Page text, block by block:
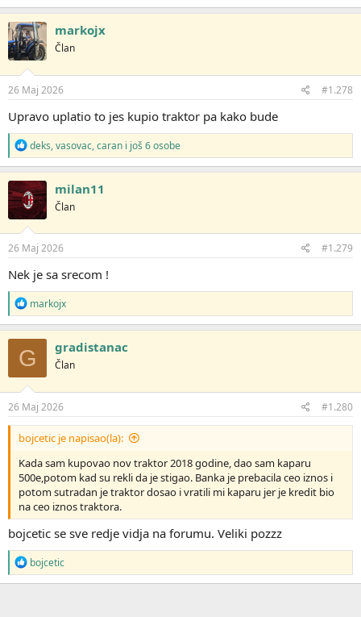
markojx
Član
26 Maj 2026 #1.278
Upravo uplatio to jes kupio traktor pa kako bude
R
e
a
g
o
v
a
n
j
:
deks,vasovac,caran i još 6 osobe
milan11
Član
26 Maj 2026 #1.279
Nek je sa srecom !
R
e
a
g
o
v
a
n
j
markojx
G gradistanac
Član
26 Maj 2026 #1.280
bojcetic je napisao(la):
Kada sam kupovao nov traktor 2018 godine, dao sam kaparu
500e,potom kad su rekli da je stigao. Banka je prebacila ceo iznos i
potom sutradan je traktor dosao i vratili mi kaparu jer je kredit bio
na ceo iznos traktora.
bojcetic se sve redje vidja na forumu. Veliki pozzz
R
e
a
bojcetic